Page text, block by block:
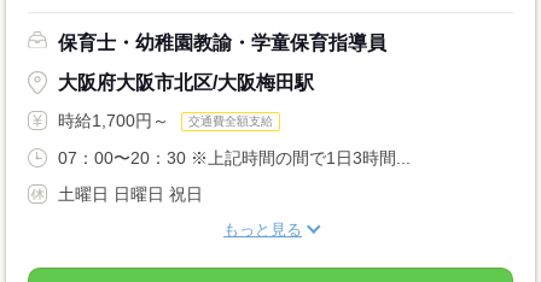
保育士・幼稚園教諭・学童保育指導員
大阪府大阪市北区/大阪梅田駅
時給1,700円～ 交通費全額支給
07：00〜20：30 ※上記時間の間で1日3時間...
土曜日 日曜日 祝日
もっと見る